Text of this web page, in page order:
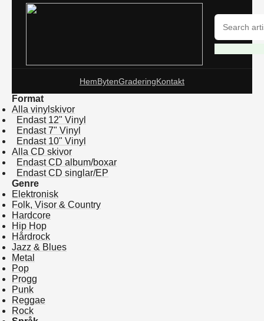
HemBytenGraderingKontakt
Format
Alla vinylskivor
Endast 12" Vinyl
Endast 7" Vinyl
Endast 10" Vinyl
Alla CD skivor
Endast CD album/boxar
Endast CD singlar/EP
Genre
Elektronisk
Folk, Visor & Country
Hardcore
Hip Hop
Hårdrock
Jazz & Blues
Metal
Pop
Progg
Punk
Reggae
Rock